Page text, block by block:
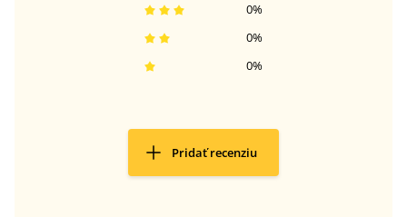
0%
0%
0%
Pridať recenziu